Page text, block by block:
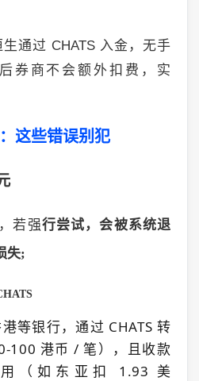
通过 CHATS 入金，无手
券商不会额外扣费，实
这些错误别犯
若强行尝试，会被系统退
失;
等银行，通过 CHATS 转
100 港币 /笔），且收款
（如东亚扣
1.93 美